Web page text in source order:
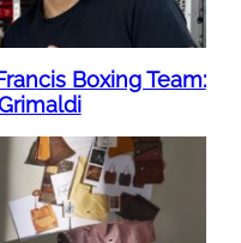
Boxing Team: